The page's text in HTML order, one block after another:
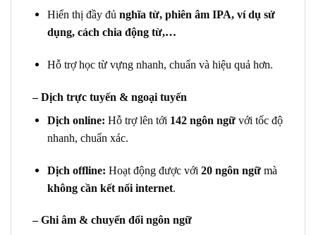
Hiển thị đầy đủ nghĩa từ, phiên âm IPA, ví dụ sử
dụng, cách chia động từ,…
Hỗ trợ học từ vựng nhanh, chuẩn và hiệu quả hơn.
– Dịch trực tuyến & ngoại tuyến
Dịch online: Hỗ trợ lên tới 142 ngôn ngữvới tốc độ
nhanh, chuẩn xác.
Dịch offline: Hoạt động được với 20 ngôn ngữmà
không cần kết nối internet.
– Ghi âm & chuyển đổi ngôn ngữ